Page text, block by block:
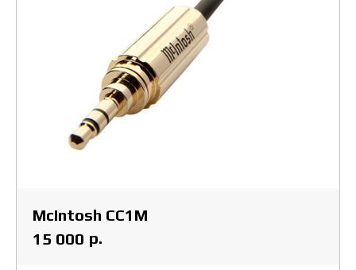
McIntosh CC1M
15 000 р.